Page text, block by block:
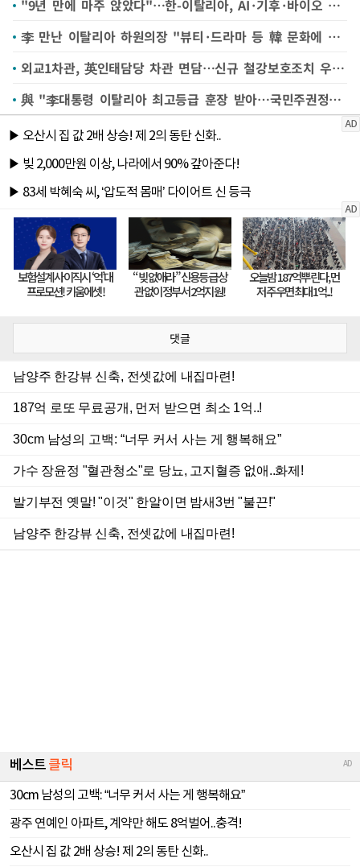
"9년 만에 마주 앉았다"…한-이탈리아, AI·기후·바이오 연구 협력 강화
李 만난 이탈리아 하원의장 "뷰티·드라마 등 韓 문화에 매료"
외교1차관, 英인태담당 차관 면담…신규 철강보호조치 우려 전달
與 "李대통령 이탈리아 최고등급 훈장 받아…국민주권정부 만든 국민 성과"
댓글